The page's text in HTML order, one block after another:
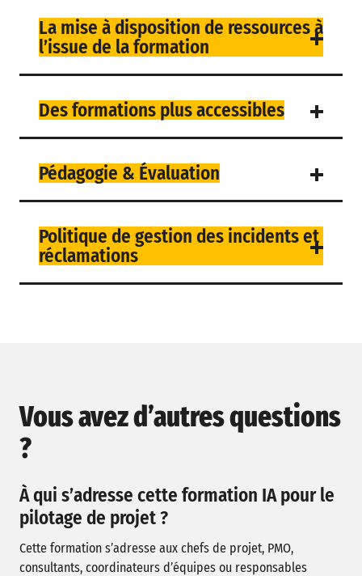
La mise à disposition de ressources à
l’issue de la formation
Des formations plus accessibles
Pédagogie & Évaluation
Politique de gestion des incidents et
réclamations
Vous avez d’autres questions
?
À qui s’adresse cette formation IA pour le
pilotage de projet ?
Cette formation s’adresse aux chefs de projet, PMO,
consultants, coordinateurs d’équipes ou responsables